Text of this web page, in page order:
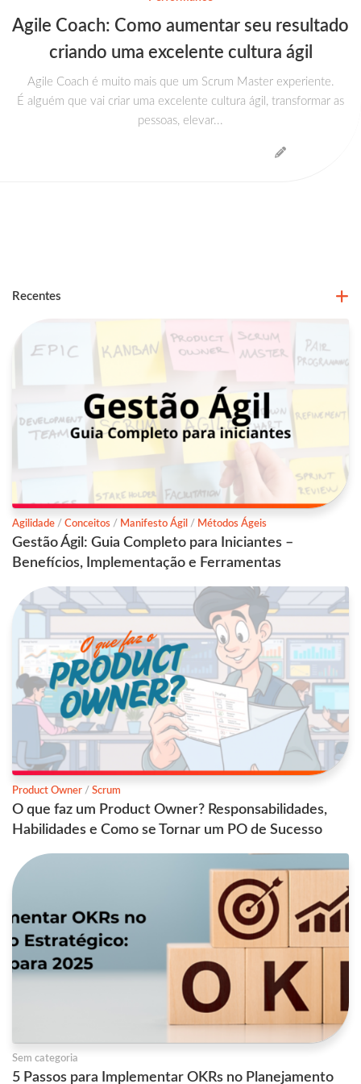
Agile Coach: Como aumentar seu resultado
criando uma excelente cultura ágil
Agile Coach é muito mais que um Scrum Master experiente.
É alguém que vai criar uma excelente cultura ágil, transformar as
pessoas, elevar...
Recentes
Agilidade / Conceitos / Manifesto Ágil / Métodos Ágeis
Gestão Ágil: Guia Completo para Iniciantes –
Benefícios, Implementação e Ferramentas
Product Owner / Scrum
O que faz um Product Owner? Responsabilidades,
Habilidades e Como se Tornar um PO de Sucesso
Sem categoria
5 Passos para Implementar OKRs no Planejamento